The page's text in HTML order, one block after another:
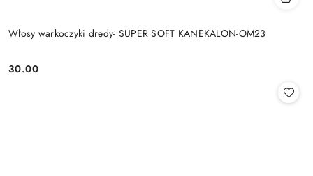
Włosy warkoczyki dredy- SUPER SOFT KANEKALON-OM23
Cena:
30.00